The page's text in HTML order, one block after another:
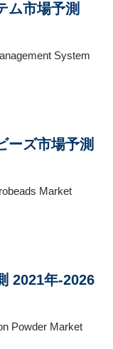
ム市場予測
System
ーズ市場予測
Market
2021年-2026
Powder Market